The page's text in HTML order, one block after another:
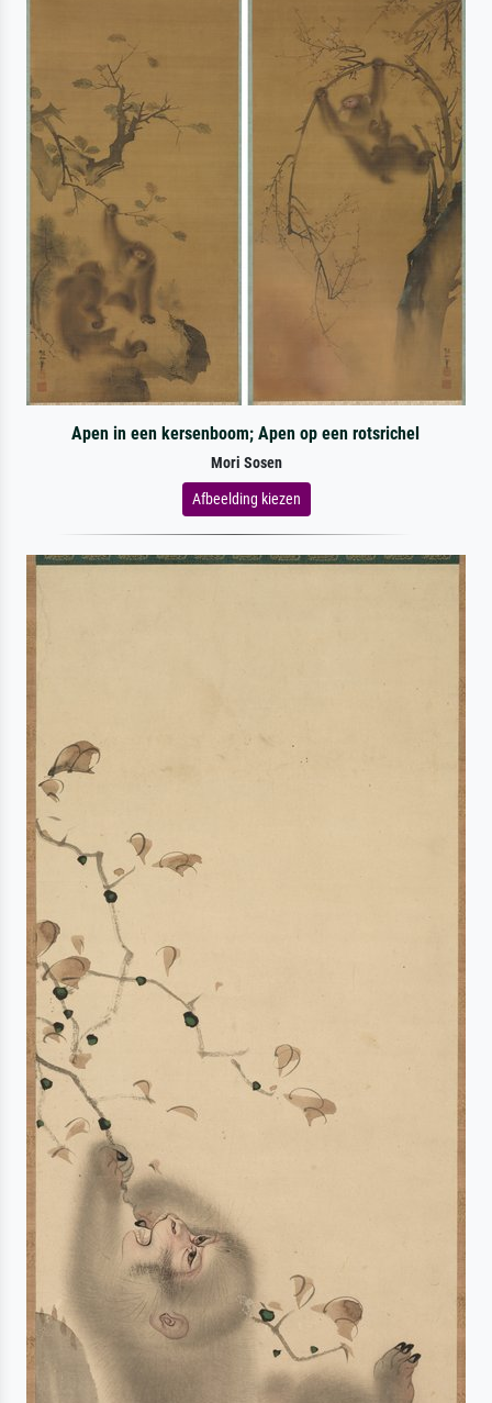
Apen in een kersenboom; Apen op een rotsrichel
Mori Sosen
Afbeelding kiezen